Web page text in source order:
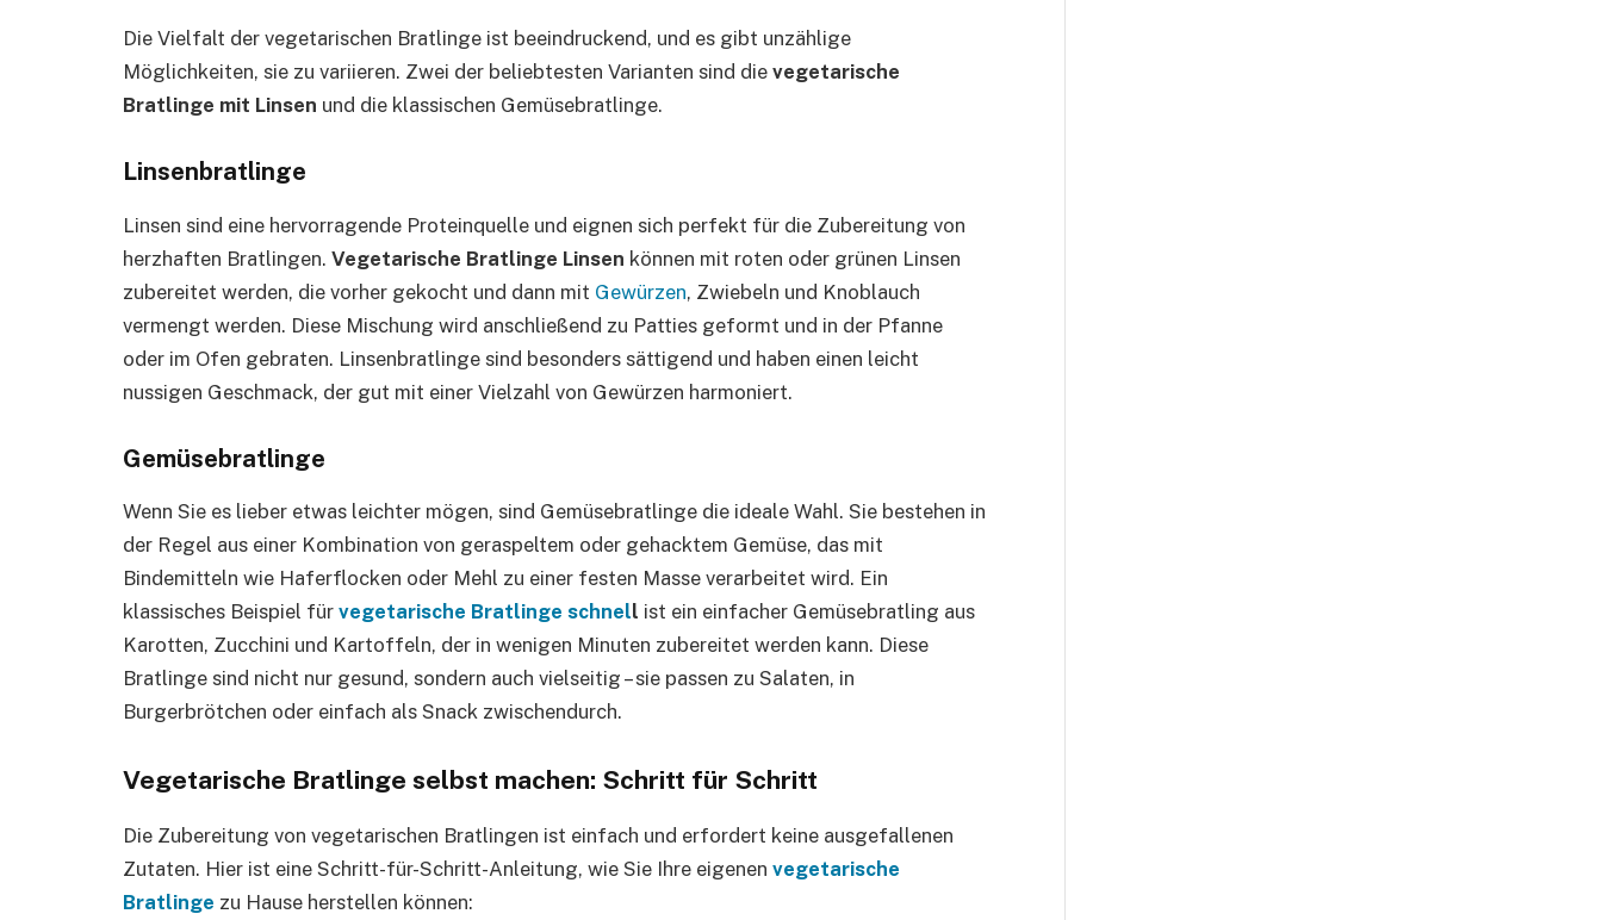
Die Vielfalt der vegetarischen Bratlinge ist beeindruckend, und es gibt unzählige
Möglichkeiten, sie zu variieren. Zwei der beliebtesten Varianten sind die vegetarische
Bratlinge mit Linsen und die klassischen Gemüsebratlinge.
Linsenbratlinge
Linsen sind eine hervorragende Proteinquelle und eignen sich perfekt für die Zubereitung von
herzhaften Bratlingen. Vegetarische Bratlinge Linsen können mit roten oder grünen Linsen
zubereitet werden, die vorher gekocht und dann mit Gewürzen, Zwiebeln und Knoblauch
vermengt werden. Diese Mischung wird anschließend zu Patties geformt und in der Pfanne
oder im Ofen gebraten. Linsenbratlinge sind besonders sättigend und haben einen leicht
nussigen Geschmack, der gut mit einer Vielzahl von Gewürzen harmoniert.
Gemüsebratlinge
Wenn Sie es lieber etwas leichter mögen, sind Gemüsebratlinge die ideale Wahl. Sie bestehen in
der Regel aus einer Kombination von geraspeltem oder gehacktem Gemüse, das mit
Bindemitteln wie Haferflocken oder Mehl zu einer festen Masse verarbeitet wird. Ein
klassisches Beispiel für vegetarische Bratlinge schnell ist ein einfacher Gemüsebratling aus
Karotten, Zucchini und Kartoffeln, der in wenigen Minuten zubereitet werden kann. Diese
Bratlinge sind nicht nur gesund, sondern auch vielseitig – sie passen zu Salaten, in
Burgerbrötchen oder einfach als Snack zwischendurch.
Vegetarische Bratlinge selbst machen: Schritt für Schritt
Die Zubereitung von vegetarischen Bratlingen ist einfach und erfordert keine ausgefallenen
Zutaten. Hier ist eine Schritt-für-Schritt-Anleitung, wie Sie Ihre eigenen vegetarische
Bratlinge zu Hause herstellen können: